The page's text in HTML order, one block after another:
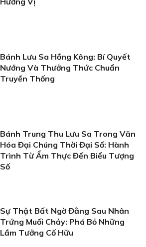
Bánh Lưu Sa Hồng Kông: Bí Quyết
Nướng Và Thưởng Thức Chuẩn
Truyền Thống
Bánh Trung Thu Lưu Sa Trong Văn
Hóa Đại Chúng Thời Đại Số: Hành
Trình Từ Ẩm Thực Đến Biểu Tượng
Số
Sự Thật Bất Ngờ Đằng Sau Nhân
Trứng Muối Chảy: Phá Bỏ Những
Lầm Tưởng Cố Hữu